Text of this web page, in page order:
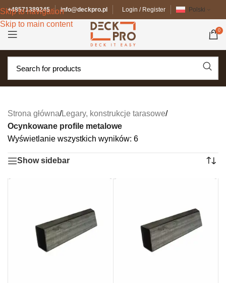
Skip to navigation
Skip to main content
+48571389245 info@deckpro.pl Login / Register Polski
0
Strona główna/Legary, konstrukcje tarasowe/
Ocynkowane profile metalowe
Wyświetlanie wszystkich wyników: 6
Show sidebar